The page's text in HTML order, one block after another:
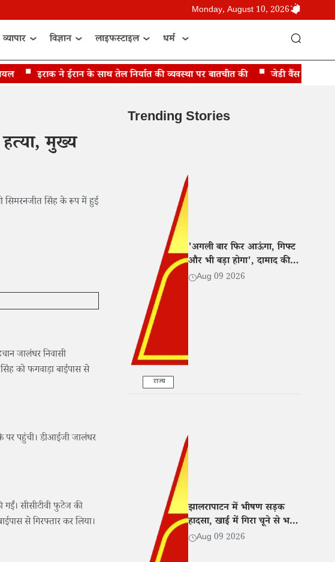
Monday, August 10, 2026
व्यापार विज्ञान लाइफस्टाइल धर्म
इराक ने ईरान के साथ तेल निर्यात की व्यवस्था पर बातचीत की जेडी वैंस बोले- ईरान
मुख्य
सिमरनजीत सिंह के रूप में हुई
जालंधर निवासी
को फगवाड़ा बाईपास से
पर पहुंची। डीआईजी जालंधर
सीसीटीवी फुटेज की
से गिरफ्तार कर लिया।
Trending Stories
राज्य
'अगली बार फिर आऊंगा, गिफ्ट
और भी बड़ा होगा', दामाद की
ससुराल वालों को धमकी
Aug 09 2026
झालरापाटन में भीषण सड़क
हादसा, खाई में गिरा चूने से भरा
ट्रेलर; दो की मौत
Aug 09 2026